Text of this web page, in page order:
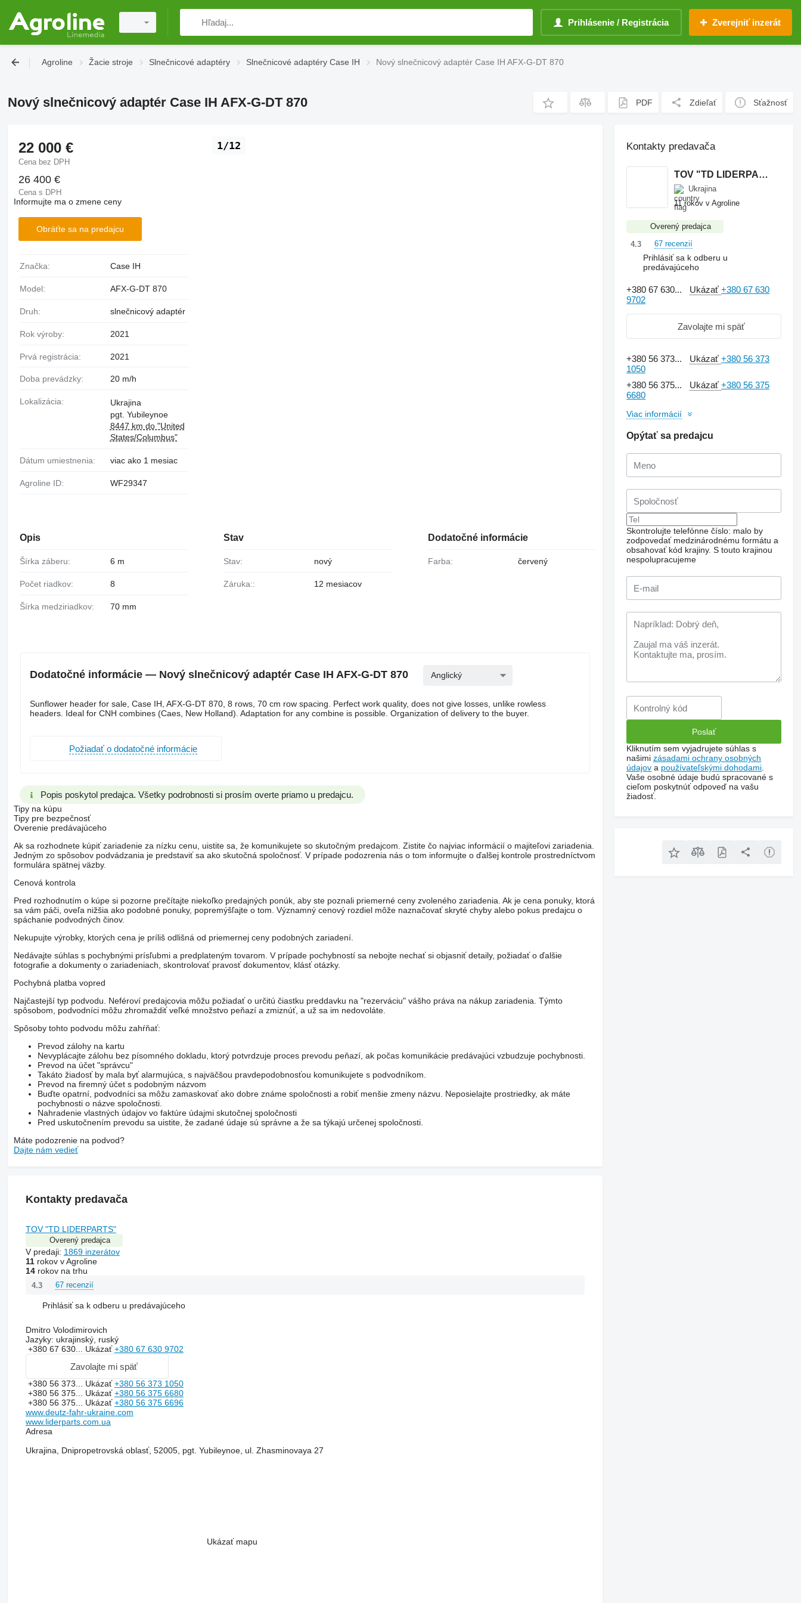
Prihlásenie / Registrácia Zverejniť inzerát
Agroline Žacie stroje Slnečnicové adaptéry Slnečnicové adaptéry Case IH Nový slnečnicový adaptér Case IH AFX-G-DT 870
Nový slnečnicový adaptér Case IH AFX-G-DT 870 PDF Zdieľať Sťažnosť
1/12
22 000 €
Cena bez DPH
26 400 €
Cena s DPH
Informujte ma o zmene ceny
Obráťte sa na predajcu
Značka: Case IH
Model: AFX-G-DT 870
Druh: slnečnicový adaptér
Rok výroby: 2021
Prvá registrácia: 2021
Doba prevádzky: 20 m/h
Lokalizácia:
Ukrajina
pgt. Yubileynoe
8447 km do "United
States/Columbus"
Dátum umiestnenia: viac ako 1 mesiac
Agroline ID: WF29347
Opis
Šírka záberu: 6 m
Počet riadkov: 8
Šírka medziriadkov: 70 mm
Stav
Stav: nový
Záruka:: 12 mesiacov
Dodatočné informácie
Farba: červený
Dodatočné informácie — Nový slnečnicový adaptér Case IH AFX-G-DT 870 Anglický
Sunflower header for sale, Case IH, AFX-G-DT 870, 8 rows, 70 cm row spacing. Perfect work quality, does not give losses, unlike rowless
headers. Ideal for CNH combines (Caes, New Holland). Adaptation for any combine is possible. Organization of delivery to the buyer.
Požiadať o dodatočné informácie
Popis poskytol predajca. Všetky podrobnosti si prosím overte priamo u predajcu.
Tipy na kúpu
Tipy pre bezpečnosť
Overenie predávajúceho
Ak sa rozhodnete kúpiť zariadenie za nízku cenu, uistite sa, že komunikujete so skutočným predajcom. Zistite čo najviac informácií o majiteľovi zariadenia.
Jedným zo spôsobov podvádzania je predstaviť sa ako skutočná spoločnosť. V prípade podozrenia nás o tom informujte o ďalšej kontrole prostredníctvom
formulára spätnej väzby.
Cenová kontrola
Pred rozhodnutím o kúpe si pozorne prečítajte niekoľko predajných ponúk, aby ste poznali priemerné ceny zvoleného zariadenia. Ak je cena ponuky, ktorá
sa vám páči, oveľa nižšia ako podobné ponuky, popremýšľajte o tom. Významný cenový rozdiel môže naznačovať skryté chyby alebo pokus predajcu o
spáchanie podvodných činov.
Nekupujte výrobky, ktorých cena je príliš odlišná od priemernej ceny podobných zariadení.
Nedávajte súhlas s pochybnými prísľubmi a predplateným tovarom. V prípade pochybností sa nebojte nechať si objasniť detaily, požiadať o ďalšie
fotografie a dokumenty o zariadeniach, skontrolovať pravosť dokumentov, klásť otázky.
Pochybná platba vopred
Najčastejší typ podvodu. Neféroví predajcovia môžu požiadať o určitú čiastku preddavku na "rezerváciu" vášho práva na nákup zariadenia. Týmto
spôsobom, podvodníci môžu zhromaždiť veľké množstvo peňazí a zmiznúť, a už sa im nedovoláte.
Spôsoby tohto podvodu môžu zahŕňať:
Prevod zálohy na kartu
Nevyplácajte zálohu bez písomného dokladu, ktorý potvrdzuje proces prevodu peňazí, ak počas komunikácie predávajúci vzbudzuje pochybnosti.
Prevod na účet "správcu"
Takáto žiadosť by mala byť alarmujúca, s najväčšou pravdepodobnosťou komunikujete s podvodníkom.
Prevod na firemný účet s podobným názvom
Buďte opatrní, podvodníci sa môžu zamaskovať ako dobre známe spoločnosti a robiť menšie zmeny názvu. Neposielajte prostriedky, ak máte
pochybnosti o názve spoločnosti.
Nahradenie vlastných údajov vo faktúre údajmi skutočnej spoločnosti
Pred uskutočnením prevodu sa uistite, že zadané údaje sú správne a že sa týkajú určenej spoločnosti.
Máte podozrenie na podvod?
Dajte nám vedieť
Kontakty predavača
TOV "TD LIDERPARTS"
Overený predajca
V predaji: 1869 inzerátov
11rokov v Agroline
14rokov na trhu
4.3 67 recenzií
Prihlásiť sa k odberu u predávajúceho
Dmitro Volodimirovich
Jazyky: ukrajinský, ruský
+380 67 630... Ukázať+380 67 630 9702
Zavolajte mi späť
+380 56 373... Ukázať+380 56 373 1050
+380 56 375... Ukázať+380 56 375 6680
+380 56 375... Ukázať+380 56 375 6696
www.deutz-fahr-ukraine.com
www.liderparts.com.ua
Adresa
Ukrajina, Dnipropetrovská oblasť, 52005, pgt. Yubileynoe, ul. Zhasminovaya 27
Ukázať mapu
Kontakty predavača
TOV "TD LIDERPARTS"
Ukrajina
11 rokov v Agroline
Overený predajca
4.3
67 recenzií
Prihlásiť sa k odberu u
predávajúceho
+380 67 630... Ukázať+380 67 630
9702
Zavolajte mi späť
+380 56 373... Ukázať+380 56 373
1050
+380 56 375...
Ukázať+380 56 375
6680
Viac informácií
Opýtať sa predajcu
Skontrolujte telefónne číslo: malo by
zodpovedať medzinárodnému formátu a
obsahovať kód krajiny. S touto krajinou
nespolupracujeme
Kliknutím sem vyjadrujete súhlas s
našimizásadami ochrany osobných
údajov a používateľskými dohodami
Vaše osobné údaje budú spracované s
cieľom poskytnúť odpoveď na vašu
žiadosť.